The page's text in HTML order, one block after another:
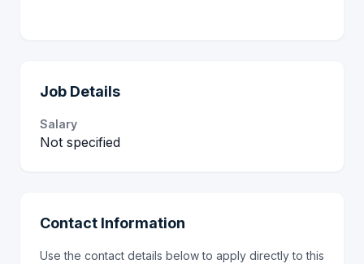
Job Details
Salary
Not specified
Contact Information
Use the contact details below to apply directly to this